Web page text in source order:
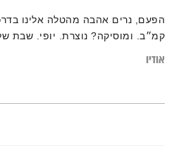
הפעם, נרים אהבה מהטלה אלינו
קמ״ב. ומוסיקה? נוצרת. יופי. שבת
אודיו